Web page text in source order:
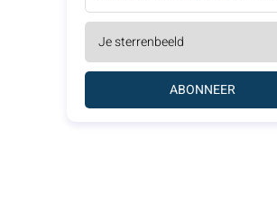
ABONNEER